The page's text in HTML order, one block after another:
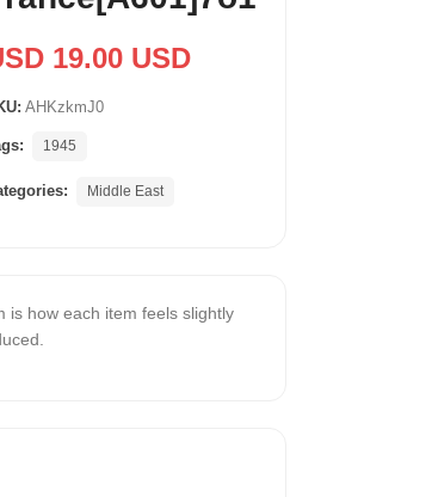
19.00 USD
AHKzkmJ0
1945
Middle East
is how each item feels slightly